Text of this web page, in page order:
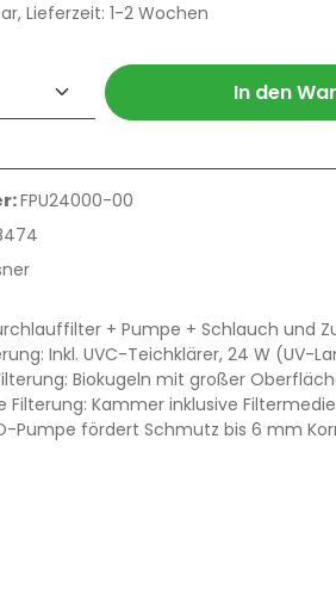
Lieferzeit: 1-2 Wochen
Gib den In den
FPU24000-00
+ Pumpe + Schlauch und
Inkl. UVC-Teichklärer, 24 W (UV-
Biokugeln mit großer
Filterung: Kammer inklusive
Pumpe fördert Schmutz bis 6 mm